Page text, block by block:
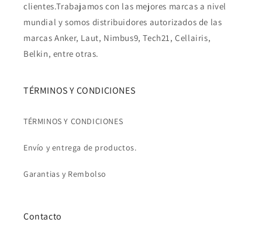
clientes.Trabajamos con las mejores marcas a nivel
mundial y somos distribuidores autorizados de las
marcas Anker, Laut, Nimbus9, Tech21, Cellairis,
Belkin, entre otras.
TÉRMINOS Y CONDICIONES
TÉRMINOS Y CONDICIONES
Envío y entrega de productos.
Garantias y Rembolso
Contacto